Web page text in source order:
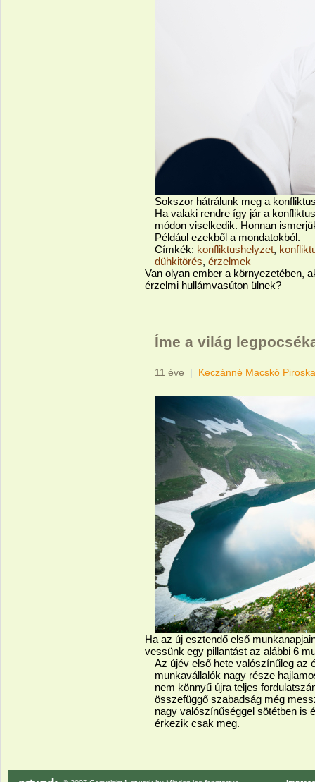
Sokszor hátrálunk meg a
Ha valaki rendre így jár a
módon viselkedik. Honnan
Például ezekből a mondatokból.
Címkék: konfliktushelyzet,
dühkitörés, érzelmek
Van olyan ember a környezetében,
érzelmi hullámvasúton ülnek?
Íme a világ
11 éve | Keczánné Macskó Piroska
Ha az új esztendő első
vessünk egy pillantást az alábbi 6
Az újév első hete valószínűleg az
munkavállalók nagy része
nem könnyű újra teljes
összefüggő szabadság még
nagy valószínűséggel sötétben is
érkezik csak meg.